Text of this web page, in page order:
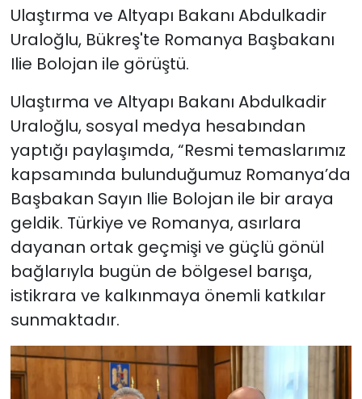
Ulaştırma ve Altyapı Bakanı Abdulkadir
Uraloğlu, Bükreş'te Romanya Başbakanı
Ilie Bolojan ile görüştü.
Ulaştırma ve Altyapı Bakanı Abdulkadir
Uraloğlu, sosyal medya hesabından
yaptığı paylaşımda, “Resmi temaslarımız
kapsamında bulunduğumuz Romanya’da
Başbakan Sayın Ilie Bolojan ile bir araya
geldik. Türkiye ve Romanya, asırlara
dayanan ortak geçmişi ve güçlü gönül
bağlarıyla bugün de bölgesel barışa,
istikrara ve kalkınmaya önemli katkılar
sunmaktadır.